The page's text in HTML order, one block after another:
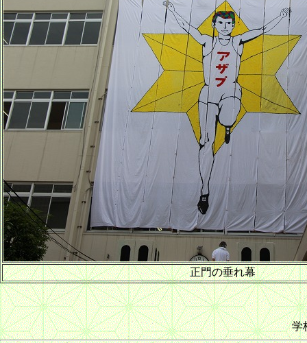
正門の垂れ幕
学